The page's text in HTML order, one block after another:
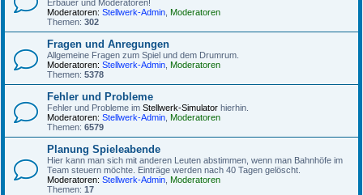
Erbauer und Moderatoren!
Moderatoren: Stellwerk-Admin Moderatoren
Themen: 302
Fragen und Anregungen
Allgemeine Fragen zum Spiel und dem Drumrum.
Moderatoren: Stellwerk-Admin Moderatoren
Themen: 5378
Fehler und Probleme
Fehler und Probleme im Stellwerk-Simulator hierhin.
Moderatoren: Stellwerk-Admin Moderatoren
Themen: 6579
Planung Spieleabende
Hier kann man sich mit anderen Leuten abstimmen, wenn man Bahnhöfe im
Team steuern möchte. Einträge werden nach 40 Tagen gelöscht.
Moderatoren: Stellwerk-Admin Moderatoren
Themen: 17